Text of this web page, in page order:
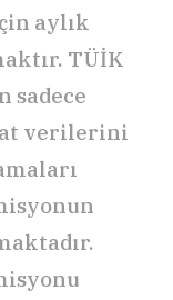
aylık
TÜİK
sadece
verilerini